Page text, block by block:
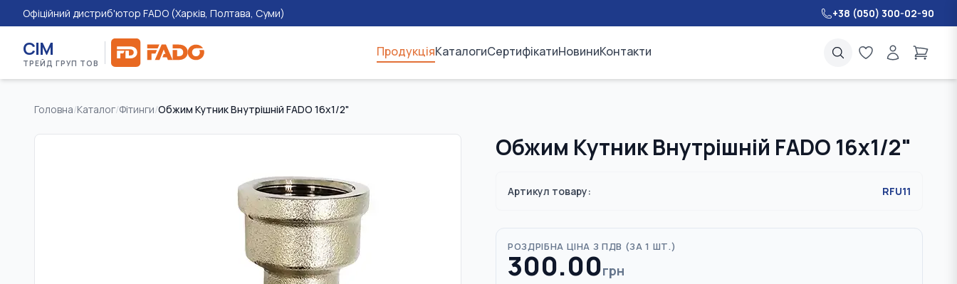
Офіційний дистриб'ютор FADO (Харків, Полтава, Суми) +38 (050) 300-02-90
СІМ
ТРЕЙД ГРУП ТОВ
ПродукціяКаталогиСертифікатиНовиниКонтакти
Головна/Каталог/Фітинги/Обжим Кутник Внутрішній FADO 16х1/2"
Обжим Кутник Внутрішній FADO 16х1/2"
Артикул товару: RFU11
РОЗДРІБНА ЦІНА З ПДВ (ЗА 1 ШТ.)
300.00грн